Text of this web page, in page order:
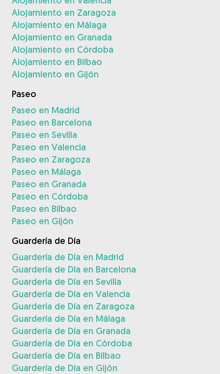
Alojamiento en Zaragoza
Alojamiento en Málaga
Alojamiento en Granada
Alojamiento en Córdoba
Alojamiento en Bilbao
Alojamiento en Gijón
Paseo
Paseo en Madrid
Paseo en Barcelona
Paseo en Sevilla
Paseo en Valencia
Paseo en Zaragoza
Paseo en Málaga
Paseo en Granada
Paseo en Córdoba
Paseo en Bilbao
Paseo en Gijón
Guardería de Día
Guardería de Día en Madrid
Guardería de Día en Barcelona
Guardería de Día en Sevilla
Guardería de Día en Valencia
Guardería de Día en Zaragoza
Guardería de Día en Málaga
Guardería de Día en Granada
Guardería de Día en Córdoba
Guardería de Día en Bilbao
Guardería de Día en Gijón